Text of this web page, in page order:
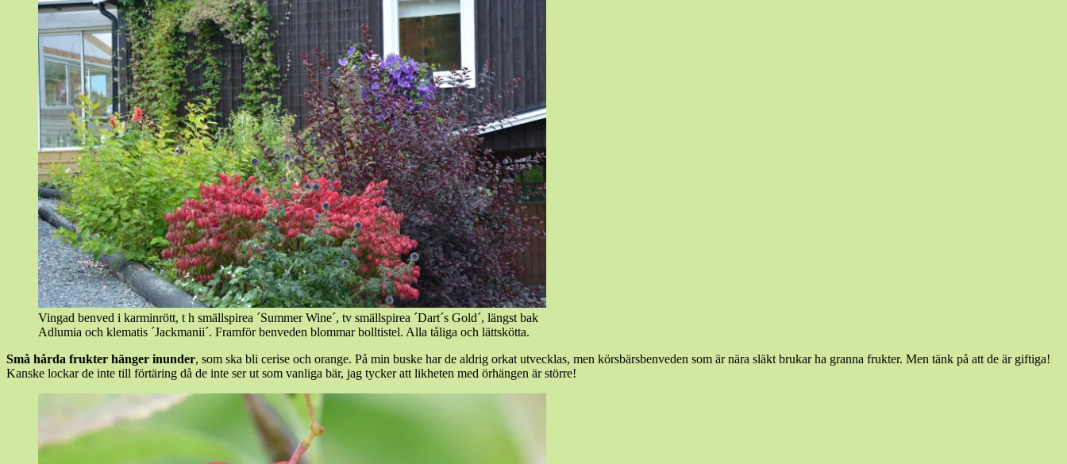
Vingad benved i karminrött, t h smällspirea ´Summer Wine´, tv smällspirea ´Dart´s Gold´, längst bak
Adlumia och klematis ´Jackmanii´. Framför benveden blommar bolltistel. Alla tåliga och lättskötta.
Små hårda frukter hänger inunder, som ska bli cerise och orange. På min buske har de aldrig orkat utvecklas, men körsbärsbenveden som är nära släkt brukar ha granna frukter. Men tänk på att de är giftiga!
Kanske lockar de inte till förtäring då de inte ser ut som vanliga bär, jag tycker att likheten med örhängen är större!